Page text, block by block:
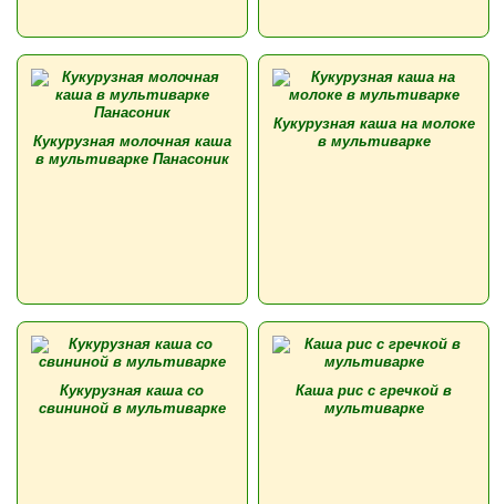
Кукурузная молочная каша
в мультиварке Панасоник
Кукурузная каша на молоке
в мультиварке
Кукурузная каша со
свининой в мультиварке
Каша рис с гречкой в
мультиварке